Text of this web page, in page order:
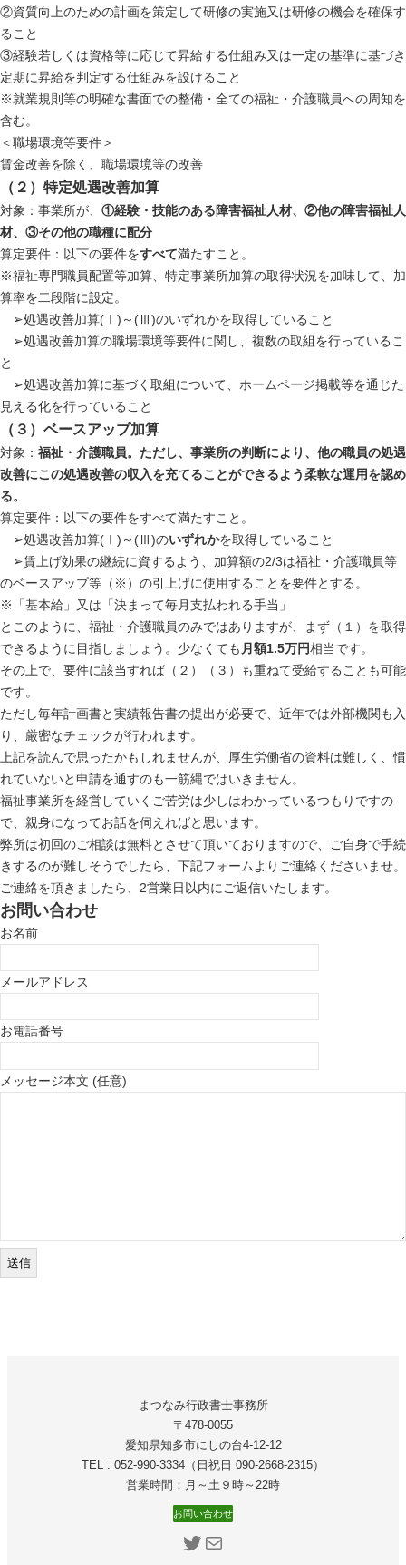
②資質向上のための計画を策定して研修の実施又は研修の機会を確保す
ること
③経験若しくは資格等に応じて昇給する仕組み又は一定の基準に基づき
定期に昇給を判定する仕組みを設けること
※就業規則等の明確な書面での整備・全ての福祉・介護職員への周知を
含む。
＜職場環境等要件＞
賃金改善を除く、職場環境等の改善
（２）特定処遇改善加算
対象：事業所が、 ①経験・技能のある障害福祉人材、②他の障害福祉人
材、③その他の職種に配分
算定要件：以下の要件をすべて満たすこと。
※福祉専門職員配置等加算、特定事業所加算の取得状況を加味して、加
算率を二段階に設定。
➢処遇改善加算(Ⅰ)～(Ⅲ)のいずれかを取得していること
➢処遇改善加算の職場環境等要件に関し、複数の取組を行っているこ
と
➢処遇改善加算に基づく取組について、ホームページ掲載等を通じた
見える化を行っていること
（３）ベースアップ加算
対象： 福祉・介護職員。ただし、事業所の判断により、他の職員の処遇
改善にこの処遇改善の収入を充てることができるよう柔軟な運用を認め
る。
算定要件：以下の要件をすべて満たすこと。
➢処遇改善加算(Ⅰ)～(Ⅲ)のいずれかを取得していること
➢賃上げ効果の継続に資するよう、加算額の2/3は福祉・介護職員等
のベースアップ等（※）の引上げに使用することを要件とする。
※「基本給」又は「決まって毎月支払われる手当」
とこのように、福祉・介護職員のみではありますが、まず（１）を取得
できるように目指しましょう。少なくても 月額1.5万円相当です。
その上で、要件に該当すれば（２）（３）も重ねて受給することも可能
です。
ただし毎年計画書と実績報告書の提出が必要で、近年では外部機関も入
り、厳密なチェックが行われます。
上記を読んで思ったかもしれませんが、厚生労働省の資料は難しく、慣
れていないと申請を通すのも一筋縄ではいきません。
福祉事業所を経営していくご苦労は少しはわかっているつもりですの
で、親身になってお話を伺えればと思います。
弊所は初回のご相談は無料とさせて頂いておりますので、ご自身で手続
きするのが難しそうでしたら、下記フォームよりご連絡くださいませ。
ご連絡を頂きましたら、2営業日以内にご返信いたします。
お問い合わせ
お名前
メールアドレス
お電話番号
メッセージ本文 (任意)
まつなみ行政書士事務所
〒478-0055
愛知県知多市にしの台4-12-12
TEL : 052-990-3334（日祝日 090-2668‐2315）
営業時間：月～土９時～22時
お問い合わせ
Twitter
メール